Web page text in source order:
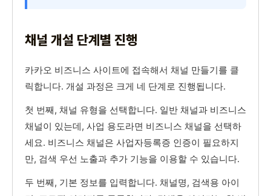
채널 개설 단계별 진행
카카오 비즈니스 사이트에 접속해서 채널 만들기를 클
릭합니다. 개설 과정은 크게 네 단계로 진행됩니다.
첫 번째, 채널 유형을 선택합니다. 일반 채널과 비즈니스
채널이 있는데, 사업 용도라면 비즈니스 채널을 선택하
세요. 비즈니스 채널은 사업자등록증 인증이 필요하지
만, 검색 우선 노출과 추가 기능을 이용할 수 있습니다.
두 번째, 기본 정보를 입력합니다. 채널명, 검색용 아이